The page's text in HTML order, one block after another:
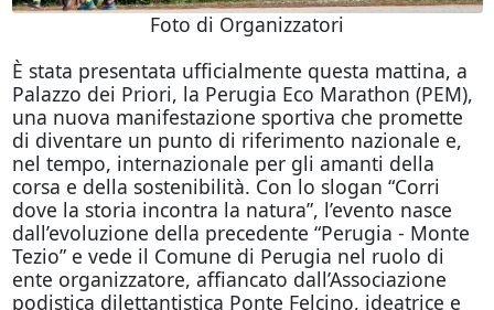
Foto di Organizzatori
È stata presentata ufficialmente questa mattina, a
Palazzo dei Priori, la Perugia Eco Marathon (PEM),
una nuova manifestazione sportiva che promette
di diventare un punto di riferimento nazionale e,
nel tempo, internazionale per gli amanti della
corsa e della sostenibilità. Con lo slogan “Corri
dove la storia incontra la natura”, l’evento nasce
dall’evoluzione della precedente “Perugia - Monte
Tezio” e vede il Comune di Perugia nel ruolo di
ente organizzatore, affiancato dall’Associazione
podistica dilettantistica Ponte Felcino, ideatrice e